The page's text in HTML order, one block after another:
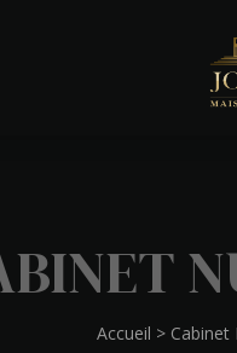
Accueil > Cabinet